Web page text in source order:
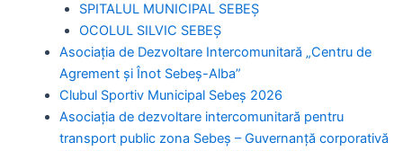
SPITALUL MUNICIPAL SEBEȘ
OCOLUL SILVIC SEBEȘ
Asociația de Dezvoltare Intercomunitară „Centru de
Agrement și Înot Sebeș-Alba”
Clubul Sportiv Municipal Sebeș 2026
Asociația de dezvoltare intercomunitară pentru
transport public zona Sebeș – Guvernanță corporativă